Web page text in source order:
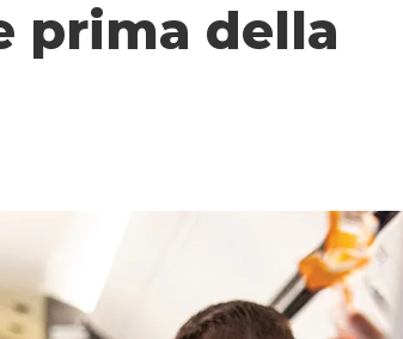
prima della